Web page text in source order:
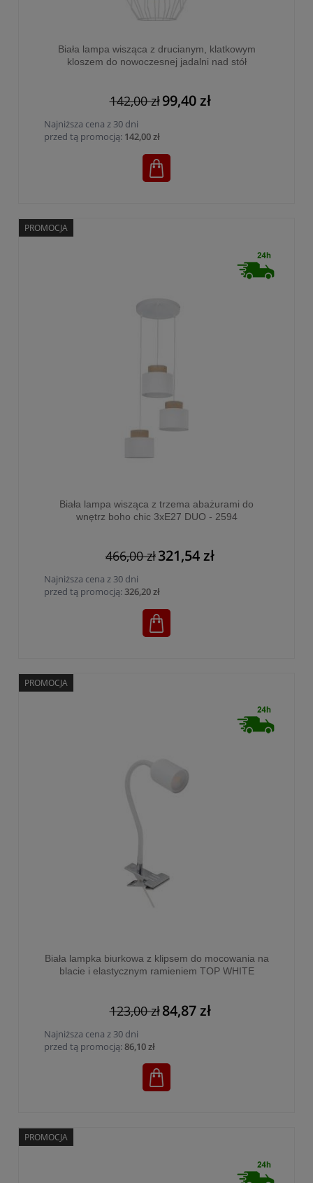
Biała lampa wisząca z drucianym, klatkowym
kloszem do nowoczesnej jadalni nad stół
142,00 zł99,40 zł
Najniższa cena z 30 dni
przed tą promocją: 142,00 zł
Biała lampa wisząca z trzema abażurami do
wnętrz boho chic 3xE27 DUO - 2594
466,00 zł321,54 zł
Najniższa cena z 30 dni
przed tą promocją:326,20 zł
PROMOCJA
Biała lampka biurkowa z klipsem do mocowania na
blacie i elastycznym ramieniem TOP WHITE
123,00 zł84,87 zł
Najniższa cena z 30 dni
przed tą promocją:86,10 zł
PROMOCJA
PROMOCJA